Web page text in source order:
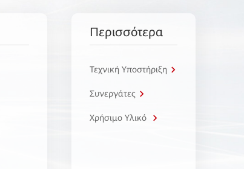
Περισσότερα
Τεχνική Υποστήριξη
Συνεργάτες
Χρήσιμο Υλικό